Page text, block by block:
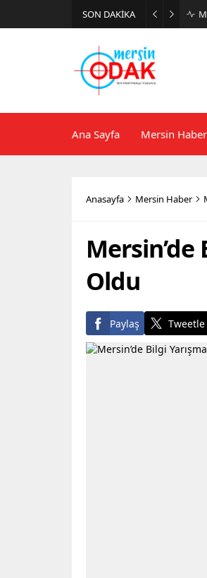
SON DAKİKA
Ana Sayfa Mersin Haber
Anasayfa Mersin Haber
Mersin’de
Oldu
Paylaş Tweetle